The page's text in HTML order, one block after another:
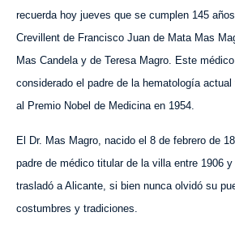
recuerda hoy jueves que se cumplen 145
Crevillent de Francisco Juan de Mata Mas
Mas Candela y de Teresa Magro. Este
considerado el padre de la hematología
al Premio Nobel de Medicina en 1954.
El Dr. Mas Magro, nacido el 8 de febrero de
padre de médico titular de la villa entre 1906
trasladó a Alicante, si bien nunca olvidó su
costumbres y tradiciones.